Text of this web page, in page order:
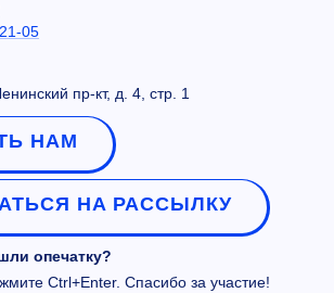
05
пр-кт, д. 4, стр. 1
НАМ
НА РАССЫЛКУ
опечатку?
Ctrl+Enter. Спасибо за участие!